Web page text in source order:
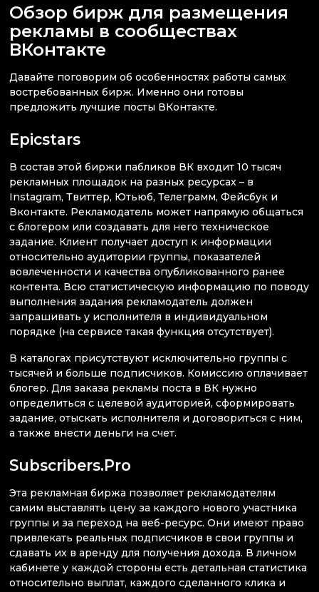
Обзор бирж для размещения
рекламы в сообществах
ВКонтакте
Давайте поговорим об особенностях работы самых
востребованных бирж. Именно они готовы
предложить лучшие посты ВКонтакте.
Epicstars
В состав этой биржи пабликов ВК входит 10 тысяч
рекламных площадок на разных ресурсах – в
Instagram, Твиттер, Ютьюб, Телеграмм, Фейсбук и
Вконтакте. Рекламодатель может напрямую общаться
с блогером или создавать для него техническое
задание. Клиент получает доступ к информации
относительно аудитории группы, показателей
вовлеченности и качества опубликованного ранее
контента. Всю статистическую информацию по поводу
выполнения задания рекламодатель должен
запрашивать у исполнителя в индивидуальном
порядке (на сервисе такая функция отсутствует).
В каталогах присутствуют исключительно группы с
тысячей и больше подписчиков. Комиссию оплачивает
блогер. Для заказа рекламы поста в ВК нужно
определиться с целевой аудиторией, сформировать
задание, отыскать исполнителя и договориться с ним,
а также внести деньги на счет.
Subscribers.Pro
Эта рекламная биржа позволяет рекламодателям
самим выставлять цену за каждого нового участника
группы и за переход на веб-ресурс. Они имеют право
привлекать реальных подписчиков в свои группы и
сдавать их в аренду для получения дохода. В личном
кабинете у каждой стороны есть детальная статистика
относительно выплат, каждого сделанного клика и